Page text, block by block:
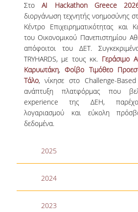
ΔΙΟΙΚΗΤΙΚΟ ΠΡΟΣΩΠΙΚΟ
ΜΕΤΑΔΙΔΑΚΤΟΡΙΚΟΙ
ΜΗΤΡΩΟ ΜΕΛΩΝ
ΠΡΟΠΤΥΧΙΑΚΕΣ ΣΠΟΥΔΕΣ
ΠΡΟΓΡΑΜΜΑ ΣΠΟΥΔΩΝ
ΟΔΗΓΟΣ ΚΑΙ
ΜΑΘΗΜΑΤΑ ΕΛΕΥΘΕΡΗΣ
ΒΡΑΒΕΙΑ ΕΡΓΑΣΙΩΝ
ΣτοAI Hackathon Greece
διοργάνωση τεχνητής νοημοσύνης
Κέντρο Επιχειρηματικότητας και
του Οικονομικού Πανεπιστημίου
απόφοιτοι του ΔΕΤ.
TRYHARDS, με τους κκ. Γεράσιμο
Καρυωτάκη,Φοίβο Τιμόθεο
Τάλο, νίκησε στο Challenge-
ανάπτυξη πλατφόρμας που
experience της ΔΕΗ,
λογαριασμού και εύκολη
δεδομένα.
2025
2024
2023